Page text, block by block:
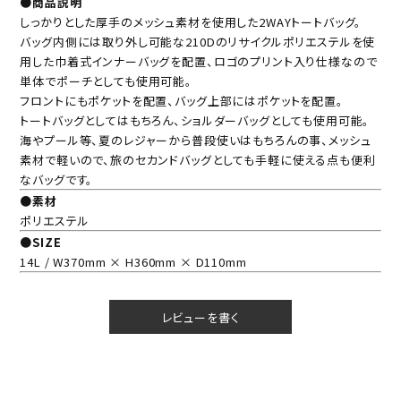
しっかりとした厚手のメッシュ素材を使用した2WAYトートバッグ。
バッグ内側には取り外し可能な210Dのリサイクルポリエステルを使
用した巾着式インナーバッグを配置、ロゴのプリント入り仕様なので
単体でポーチとしても使用可能。
フロントにもポケットを配置、バッグ上部にはポケットを配置。
トートバッグとしてはもちろん、ショルダーバッグとしても使用可能。
海やプール等、夏のレジャーから普段使いはもちろんの事、メッシュ
素材で軽いので、旅のセカンドバッグとしても手軽に使える点も便利
なバッグです。
●素材
ポリエステル
●SIZE
14L / W370mm × H360mm × D110mm
レビューを書く